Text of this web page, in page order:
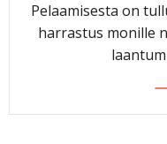
Pelaamisesta on
harrastus monille